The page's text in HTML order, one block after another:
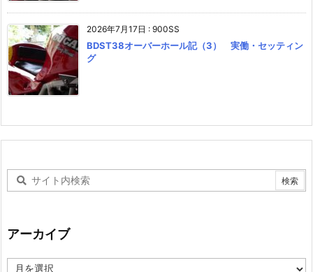
2026年7月17日 : 900SS
BDST38オーバーホール記（3） 実働・セッティン
グ
アーカイブ